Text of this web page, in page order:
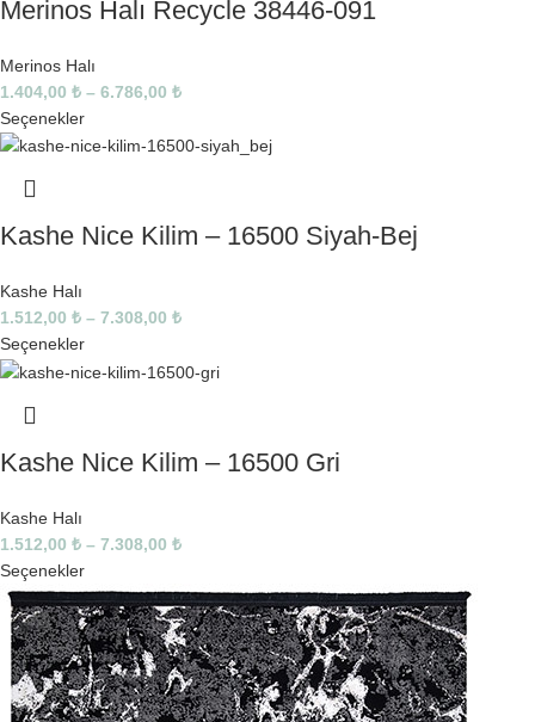
Merinos Halı Recycle 38446-091
Merinos Halı
1.404,00 ₺ – 6.786,00 ₺
Seçenekler
Kashe Nice Kilim – 16500 Siyah-Bej
Kashe Halı
1.512,00 ₺ – 7.308,00 ₺
Seçenekler
Kashe Nice Kilim – 16500 Gri
Kashe Halı
1.512,00 ₺ – 7.308,00 ₺
Seçenekler